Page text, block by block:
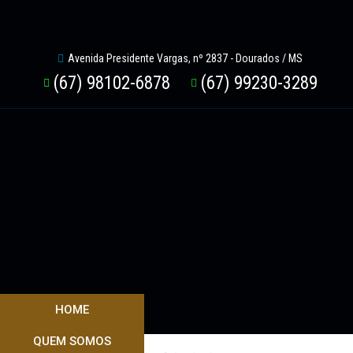
Avenida Presidente Vargas, nº 2837 - Dourados / MS
(67) 98102-6878 (67) 99230-3289
HOME
QUEM SOMOS